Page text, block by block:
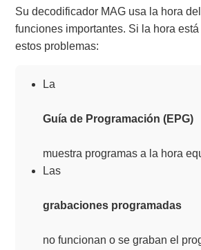
Su decodificador MAG usa la hora
funciones importantes. Si la hora
estos problemas:
La
Guía de Programación (EPG)
muestra programas a la hora
Las
grabaciones programadas
no funcionan o se graban el